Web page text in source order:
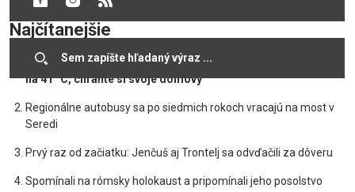
Najčítanejšie
Slovensko čelí extrémnej vlne horúčav: Teploty vystúpia až
na 41 °C, chráňte si svoje domovy
Regionálne autobusy sa po siedmich rokoch vracajú na most v
Seredi
Prvý raz od začiatku: Jenčuš aj Trontelj sa odvďačili za dôveru
Spomínali na rómsky holokaust a pripomínali jeho posolstvo